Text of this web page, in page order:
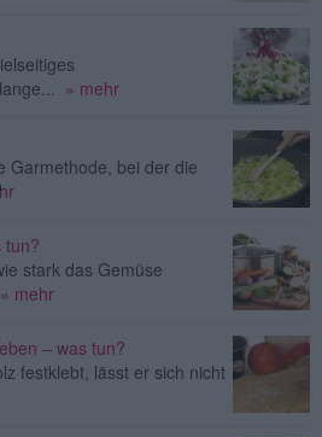
» mehr
Garmethode, bei der die
tun?
stark das Gemüse
» mehr
– was tun?
festklebt, lässt er sich nicht